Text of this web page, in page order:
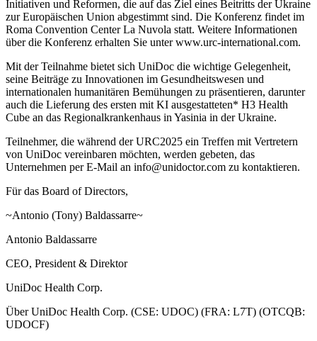
Initiativen und Reformen, die auf das Ziel eines Beitritts der Ukraine
zur Europäischen Union abgestimmt sind. Die Konferenz findet im
Roma Convention Center La Nuvola statt. Weitere Informationen
über die Konferenz erhalten Sie unter www.urc-international.com.
Mit der Teilnahme bietet sich UniDoc die wichtige Gelegenheit,
seine Beiträge zu Innovationen im Gesundheitswesen und
internationalen humanitären Bemühungen zu präsentieren, darunter
auch die Lieferung des ersten mit KI ausgestatteten* H3 Health
Cube an das Regionalkrankenhaus in Yasinia in der Ukraine.
Teilnehmer, die während der URC2025 ein Treffen mit Vertretern
von UniDoc vereinbaren möchten, werden gebeten, das
Unternehmen per E-Mail an info@unidoctor.com zu kontaktieren.
Für das Board of Directors,
~Antonio (Tony) Baldassarre~
Antonio Baldassarre
CEO, President & Direktor
UniDoc Health Corp.
Über UniDoc Health Corp. (CSE: UDOC) (FRA: L7T) (OTCQB:
UDOCF)